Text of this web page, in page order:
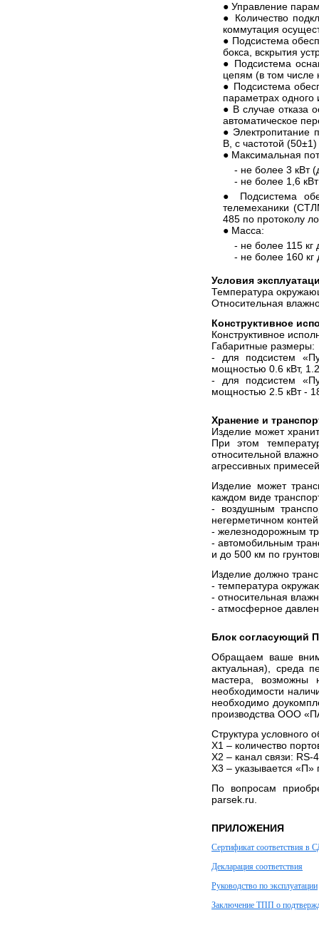
● Управление
● Количество
коммутация
● Подсистема
бокса, вскрытия
● Подсистема
цепям (в том
● Подсистема
параметрах одного
● В случае отказа
автоматическое
● Электропитание
В, с частотой
● Максимальная
- не более 3 кВт
- не более 1,6
● Подсистема
телемеханики
485 по протоколу
● Масса:
- не более 115
- не более 160
Условия
Температура
Относительная
Конструктивное
Конструктивное
Габаритные размеры:
- для подсистем
мощностью 0.6 кВт,
- для подсистем
мощностью 2.5 кВт -
Хранение и
Изделие может
При этом
относительной
агрессивных
Изделие может
каждом виде
- воздушным
негерметичном
- железнодорожным
- автомобильным
и до 500 км по
Изделие должно
- температура
- относительная
- атмосферное
Блок согласующий
Обращаем ваше
актуальная), среда
мастера,
необходимости
необходимо
производства ООО
Структура условного
Х1 – количество
Х2 – канал связи: RS-
Х3 – указывается «П»
По вопросам
parsek.ru.
ПРИЛОЖЕНИЯ
Сертификат соответствия
Декларация соответствия
Руководство по эксплуатации
Заключение ТПП о